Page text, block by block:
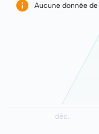
Aucune donnée